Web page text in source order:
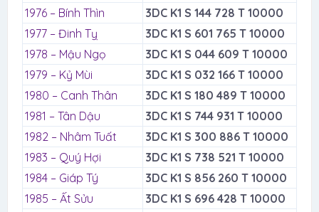
1976 – Bính Thìn
3DC K1 S 144 728 T 10000
1977 – Đinh Tỵ
3DC K1 S 601 765 T 10000
1978 – Mậu Ngọ
3DC K1 S 044 609 T 10000
1979 – Kỷ Mùi
3DC K1 S 032 166 T 10000
1980 – Canh Thân
3DC K1 S 180 489 T 10000
1981 – Tân Dậu
3DC K1 S 744 931 T 10000
1982 – Nhâm Tuất
3DC K1 S 300 886 T 10000
1983 – Quý Hợi
3DC K1 S 738 521 T 10000
1984 – Giáp Tý
3DC K1 S 856 260 T 10000
1985 – Ất Sửu
3DC K1 S 696 428 T 10000